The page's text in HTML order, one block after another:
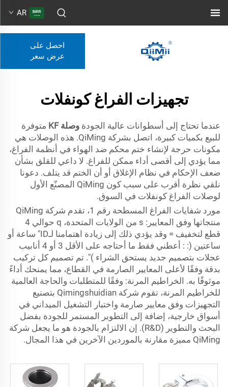
AR
احصل على
عرض سعر
تجهيزات الفراغ كونفلات
عندما تحتاج إلى أسطوانات عالية الجودة وصلة KF
متوفرة
للبيع بكميات كبيرة، اتصل بشركة QiMing. هذه الوصلات هي
مكونات حرجة لإنشاء ختم محكم ضد الهواء في أنظمة الفراغ،
مما يؤدي إلى أقصى أداء ممكن للفراغ. لا داعي للقلق بشأن
ضعف الإحكام في نظام الإغلاق أو أن الختم قد يتلف. دعونا
نلقي نظرة أقرب على سبب كون QiMing المصنّع الأول
لوصلات الفراغ كونفلات في السوق.
مورد شفايات الفراغ المسطحة رقم 1، تقدم شركة QiMing
منتجاتها وفق المعايير: s من الولايات المتحدة، q حوالي 4
قطع لتخفيف = وقد يؤدي ذلك إلى زيادة اهتمامنا لـID" ساعة أو
ساعتين (: : أعطني فقط ما أحتاجه على الأقل 3 أو 4 أنابيب
عجلات بتصميم جديد يستحق الشراء )". تم تصميم كل تركيب
بدقة وفقًا لأعلى المعايير الصارمة في القطاع، مما يمنحك أداءً
موثوقًا به. الخراطيم المرنة: وفقًا للمتطلبات والحاجة العالمية
للخراطيم المرنة، تقوم شركة Qimingshuidian بتصنيع
التجهيزات وفق معايير صارمة واختبار التشغيل الميداني في
أسواق خارجية، إضافة إلى التطوير المستمر للجودة بفضل
البحث والتطوير (R&D). إن الالتزام بالجودة هو ما يجعل شركة
QiMing مميزة مقارنة بالموردين الآخرين في هذا المجال.